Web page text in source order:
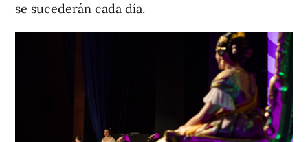
se sucederán cada día.